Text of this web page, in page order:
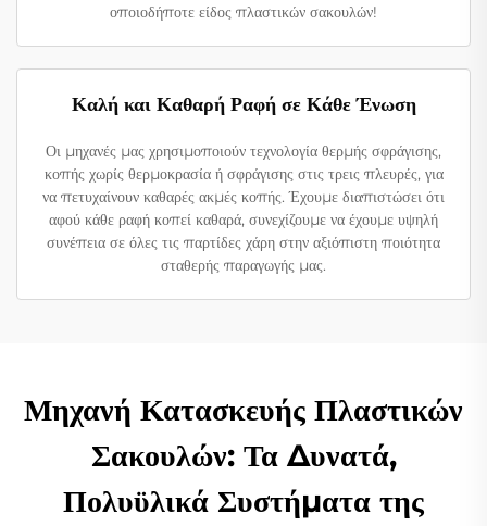
οποιοδήποτε είδος πλαστικών σακουλών!
Καλή και Καθαρή Ραφή σε Κάθε Ένωση
Οι μηχανές μας χρησιμοποιούν τεχνολογία θερμής σφράγισης,
κοπής χωρίς θερμοκρασία ή σφράγισης στις τρεις πλευρές, για
να πετυχαίνουν καθαρές ακμές κοπής. Έχουμε διαπιστώσει ότι
αφού κάθε ραφή κοπεί καθαρά, συνεχίζουμε να έχουμε υψηλή
συνέπεια σε όλες τις παρτίδες χάρη στην αξιόπιστη ποιότητα
σταθερής παραγωγής μας.
Μηχανή Κατασκευής Πλαστικών
Σακουλών: Τα Δυνατά,
Πολυϋλικά Συστήματα της